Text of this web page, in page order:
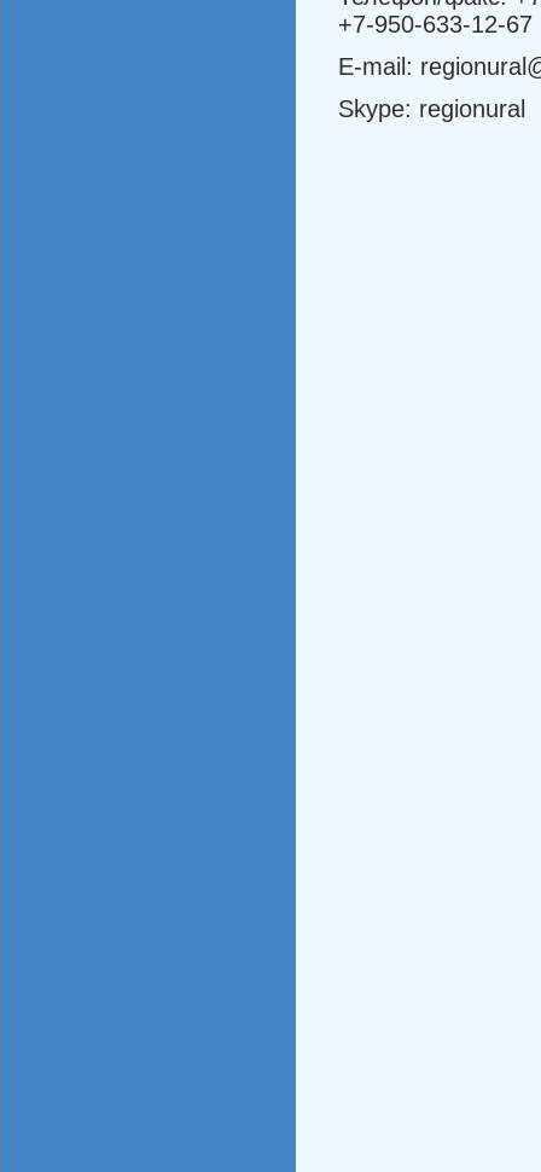
+7-950-633-12-67
E-mail:
Skype: regionural